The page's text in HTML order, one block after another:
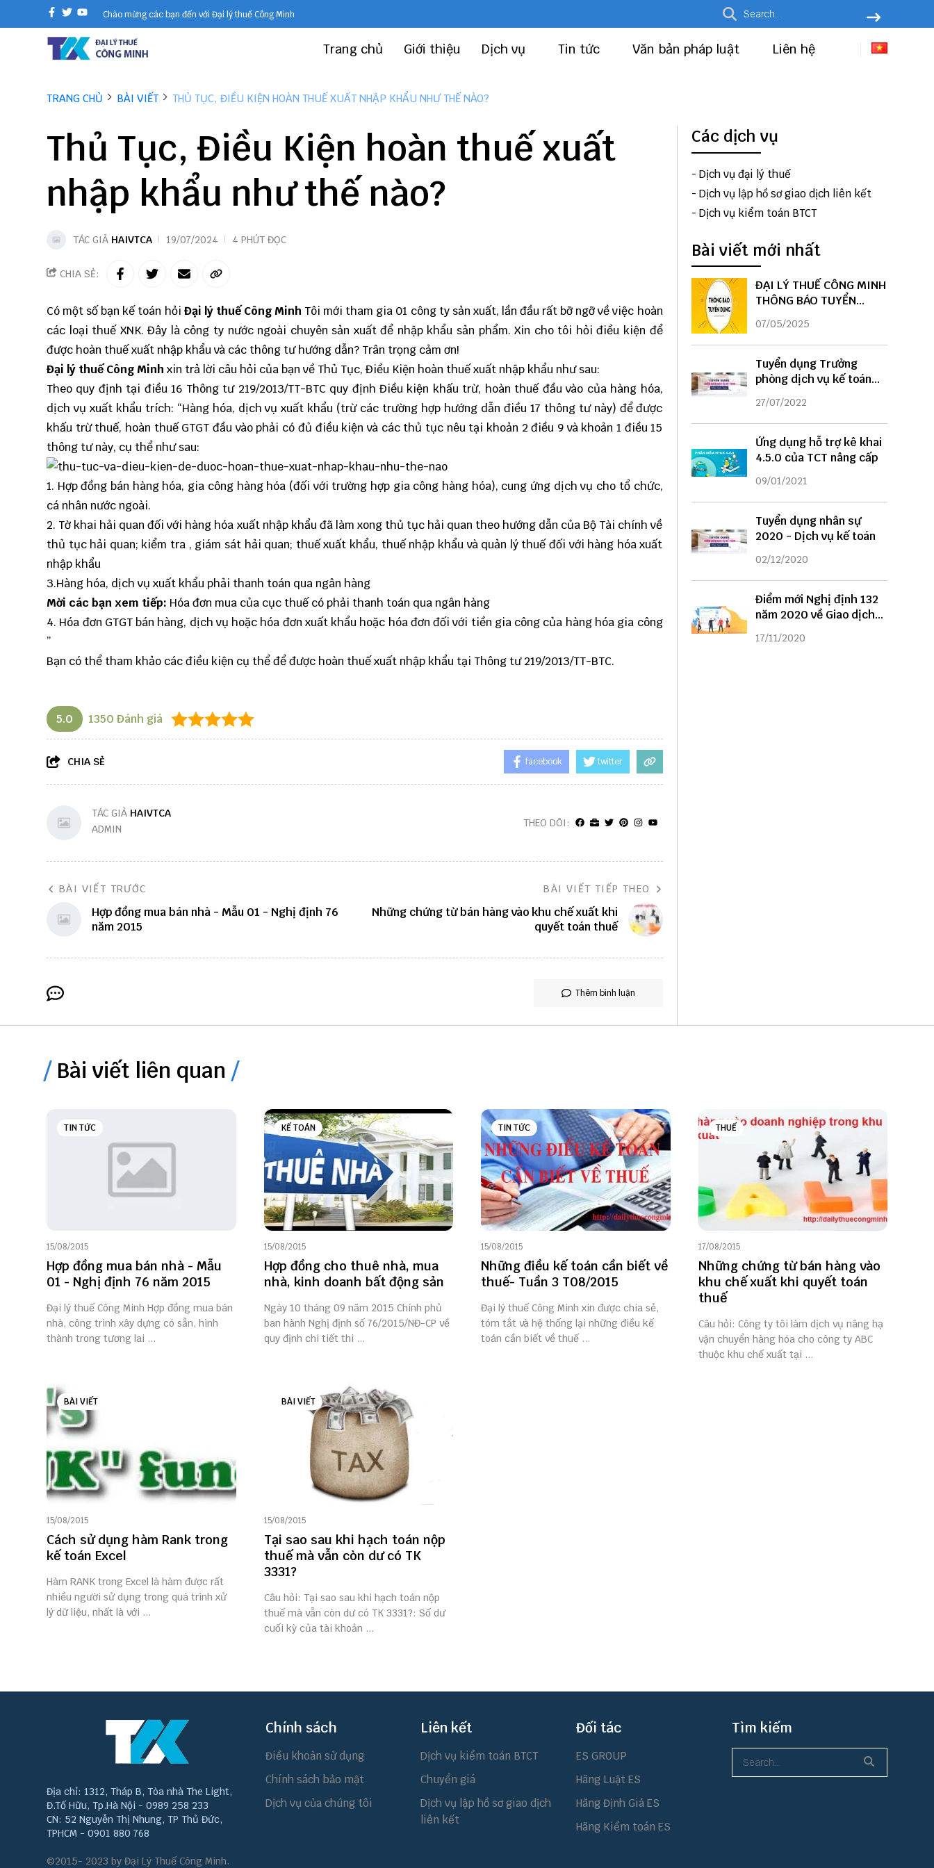
Chào mừng các bạn đến với Đại lý thuế Công Minh
Trang chủ Giới thiệu Dịch vụ Tin tức Văn bản pháp luật Liên hệ
TRANG CHỦ BÀI VIẾT THỦ TỤC, ĐIỀU KIỆN HOÀN THUẾ XUẤT NHẬP KHẨU NHƯ THẾ NÀO?
Thủ Tục, Điều Kiện hoàn thuế xuất
nhập khẩu như thế nào?
TÁC GIẢ HAIVTCA 19/07/2024 4 PHÚT ĐỌC
CHIA SẺ:
Có một số bạn kế toán hỏi Đại lý thuế Công Minh Tôi mới tham gia 01 công ty sản xuất, lần đầu rất bỡ ngỡ về việc hoàn
các loại thuế XNK. Đây là công ty nước ngoài chuyên sản xuất để nhập khẩu sản phẩm. Xin cho tôi hỏi điều kiện để
được hoàn thuế xuất nhập khẩu và các thông tư hướng dẫn? Trân trọng cảm ơn!
Đại lý thuế Công Minh xin trả lời câu hỏi của bạn về Thủ Tục, Điều Kiện hoàn thuế xuất nhập khẩu như sau:
Theo quy định tại điều 16 Thông tư 219/2013/TT-BTC quy định Điều kiện khấu trừ, hoàn thuế đầu vào của hàng hóa,
dịch vụ xuất khẩu trích: “Hàng hóa, dịch vụ xuất khẩu (trừ các trường hợp hướng dẫn điều 17 thông tư này) để được
khấu trừ thuế, hoàn thuế GTGT đầu vào phải có đủ điều kiện và các thủ tục nêu tại khoản 2 điều 9 và khoản 1 điều 15
thông tư này, cụ thể như sau:
1. Hợp đồng bán hàng hóa, gia công hàng hóa (đối với trường hợp gia công hàng hóa), cung ứng dịch vụ cho tổ chức,
cá nhân nước ngoài.
2. Tờ khai hải quan đối với hàng hóa xuất nhập khẩu đã làm xong thủ tục hải quan theo hướng dẫn của Bộ Tài chính về
thủ tục hải quan; kiểm tra , giám sát hải quan; thuế xuất khẩu, thuế nhập khẩu và quản lý thuế đối với hàng hóa xuất
nhập khẩu
3.Hàng hóa, dịch vụ xuất khẩu phải thanh toán qua ngân hàng
Mời các bạn xem tiếp: Hóa đơn mua của cục thuế có phải thanh toán qua ngân hàng
4. Hóa đơn GTGT bán hàng, dịch vụ hoặc hóa đơn xuất khẩu hoặc hóa đơn đối với tiền gia công của hàng hóa gia công
”
Bạn có thể tham khảo các điều kiện cụ thể để được hoàn thuế xuất nhập khẩu tại Thông tư 219/2013/TT-BTC.
5.0 1350 Đánh giá
CHIA SẺ facebook twitter
TÁC GIẢ HAIVTCA
ADMIN
THEO DÕI:
BÀI VIẾT TRƯỚC
Hợp đồng mua bán nhà - Mẫu 01 - Nghị định 76
năm 2015
BÀI VIẾT TIẾP THEO
Những chứng từ bán hàng vào khu chế xuất khi
quyết toán thuế
Thêm bình luận
Các dịch vụ
- Dịch vụ đại lý thuế
- Dịch vụ lập hồ sơ giao dịch liên kết
- Dịch vụ kiểm toán BTCT
Bài viết mới nhất
ĐẠI LÝ THUẾ CÔNG MINH
THÔNG BÁO TUYỂN
DỤNG
07/05/2025
Tuyển dụng Trưởng
phòng dịch vụ kế toán
năm 2022
27/07/2022
Ứng dụng hỗ trợ kê khai
4.5.0 của TCT nâng cấp
09/01/2021
Tuyển dụng nhân sự
2020 - Dịch vụ kế toán
02/12/2020
Điểm mới Nghị định 132
năm 2020 về Giao dịch
liên kết
17/11/2020
Bài viết liên quan
TIN TỨC
15/08/2015
Hợp đồng mua bán nhà - Mẫu
01 - Nghị định 76 năm 2015
Đại lý thuế Công Minh Hợp đồng mua bán
nhà, công trình xây dựng có sẵn, hình
thành trong tương lai ...
KẾ TOÁN
15/08/2015
Hợp đồng cho thuê nhà, mua
nhà, kinh doanh bất động sản
Ngày 10 tháng 09 năm 2015 Chính phủ
ban hành Nghị định số 76/2015/NĐ-CP về
quy định chi tiết thi ...
TIN TỨC
15/08/2015
Những điều kế toán cần biết về
thuế- Tuần 3 T08/2015
Đại lý thuế Công Minh xin được chia sẻ,
tóm tắt và hệ thống lại những điều kế
toán cần biết về thuế ...
THUẾ
17/08/2015
Những chứng từ bán hàng vào
khu chế xuất khi quyết toán
thuế
Câu hỏi: Công ty tôi làm dịch vụ nâng hạ
vận chuyển hàng hóa cho công ty ABC
thuộc khu chế xuất tại ...
BÀI VIẾT
15/08/2015
Cách sử dụng hàm Rank trong
kế toán Excel
Hàm RANK trong Excel là hàm được rất
nhiều người sử dụng trong quá trình xử
lý dữ liệu, nhất là với ...
BÀI VIẾT
15/08/2015
Tại sao sau khi hạch toán nộp
thuế mà vẫn còn dư có TK
3331?
Câu hỏi: Tại sao sau khi hạch toán nộp
thuế mà vẫn còn dư có TK 3331?: Số dư
cuối kỳ của tài khoản ...
Địa chỉ: 1312, Tháp B, Tòa nhà The Light,
Đ.Tố Hữu, Tp.Hà Nội - 0989 258 233
CN: 52 Nguyễn Thị Nhung, TP Thủ Đức,
TPHCM - 0901 880 768
©2015- 2023 by Đại Lý Thuế Công Minh.
Chính sách
Điều khoản sử dụng
Chính sách bảo mật
Dịch vụ của chúng tôi
Liên kết
Dịch vụ kiểm toán BTCT
Chuyển giá
Dịch vụ lập hồ sơ giao dịch
liên kết
Đối tác
ES GROUP
Hãng Luật ES
Hãng Định Giá ES
Hãng Kiểm toán ES
Tìm kiếm